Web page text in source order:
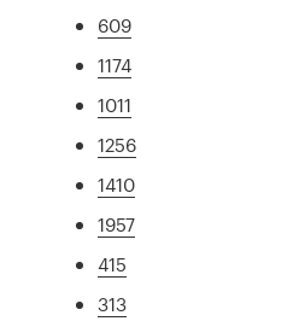
609
1174
1011
1256
1410
1957
415
313